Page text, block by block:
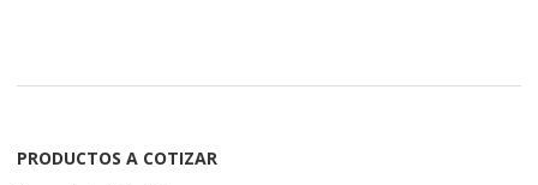
PRODUCTOS A COTIZAR